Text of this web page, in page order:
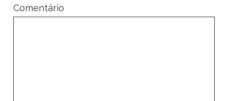
Comentário